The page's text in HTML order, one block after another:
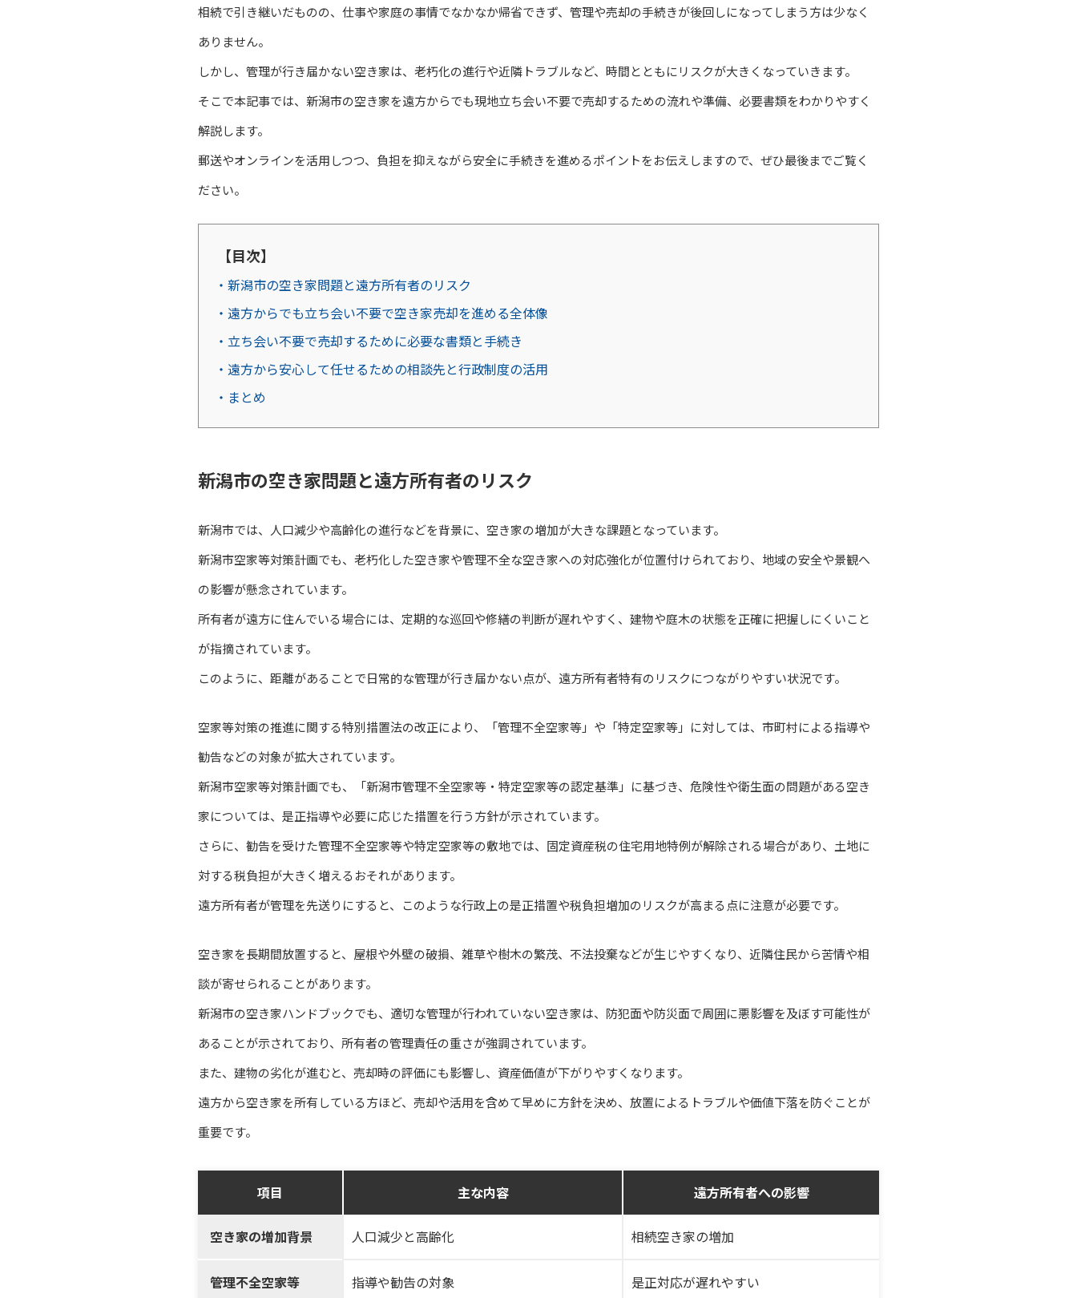
相続で引き継いだものの、仕事や家庭の事情でなかなか帰省できず、管理や売却の手続きが後回しになってしまう方は少なく
ありません。
しかし、管理が行き届かない空き家は、老朽化の進行や近隣トラブルなど、時間とともにリスクが大きくなっていきます。
そこで本記事では、新潟市の空き家を遠方からでも現地立ち会い不要で売却するための流れや準備、必要書類をわかりやすく
解説します。
郵送やオンラインを活用しつつ、負担を抑えながら安全に手続きを進めるポイントをお伝えしますので、ぜひ最後までご覧く
ださい。
【目次】
・新潟市の空き家問題と遠方所有者のリスク
・遠方からでも立ち会い不要で空き家売却を進める全体像
・立ち会い不要で売却するために必要な書類と手続き
・遠方から安心して任せるための相談先と行政制度の活用
・まとめ
新潟市の空き家問題と遠方所有者のリスク
新潟市では、人口減少や高齢化の進行などを背景に、空き家の増加が大きな課題となっています。
新潟市空家等対策計画でも、老朽化した空き家や管理不全な空き家への対応強化が位置付けられており、地域の安全や景観へ
の影響が懸念されています。
所有者が遠方に住んでいる場合には、定期的な巡回や修繕の判断が遅れやすく、建物や庭木の状態を正確に把握しにくいこと
が指摘されています。
このように、距離があることで日常的な管理が行き届かない点が、遠方所有者特有のリスクにつながりやすい状況です。
空家等対策の推進に関する特別措置法の改正により、「管理不全空家等」や「特定空家等」に対しては、市町村による指導や
勧告などの対象が拡大されています。
新潟市空家等対策計画でも、「新潟市管理不全空家等・特定空家等の認定基準」に基づき、危険性や衛生面の問題がある空き
家については、是正指導や必要に応じた措置を行う方針が示されています。
さらに、勧告を受けた管理不全空家等や特定空家等の敷地では、固定資産税の住宅用地特例が解除される場合があり、土地に
対する税負担が大きく増えるおそれがあります。
遠方所有者が管理を先送りにすると、このような行政上の是正措置や税負担増加のリスクが高まる点に注意が必要です。
空き家を長期間放置すると、屋根や外壁の破損、雑草や樹木の繁茂、不法投棄などが生じやすくなり、近隣住民から苦情や相
談が寄せられることがあります。
新潟市の空き家ハンドブックでも、適切な管理が行われていない空き家は、防犯面や防災面で周囲に悪影響を及ぼす可能性が
あることが示されており、所有者の管理責任の重さが強調されています。
また、建物の劣化が進むと、売却時の評価にも影響し、資産価値が下がりやすくなります。
遠方から空き家を所有している方ほど、売却や活用を含めて早めに方針を決め、放置によるトラブルや価値下落を防ぐことが
重要です。
項目 主な内容 遠方所有者への影響
空き家の増加背景 人口減少と高齢化 相続空き家の増加
管理不全空家等 指導や勧告の対象 是正対応が遅れやすい